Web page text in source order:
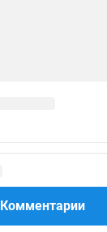
Комментарии